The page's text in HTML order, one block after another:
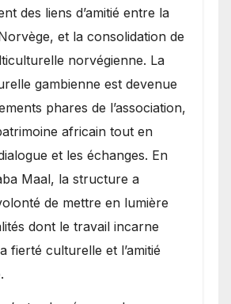
des liens d’amitié entre la
et la consolidation de
norvégienne. La
gambienne est devenue
phares de l’association,
africain tout en
et les échanges. En
Maal, la structure a
de mettre en lumière
dont le travail incarne
fierté culturelle et l’amitié